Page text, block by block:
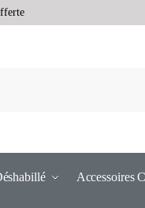
Accessoires